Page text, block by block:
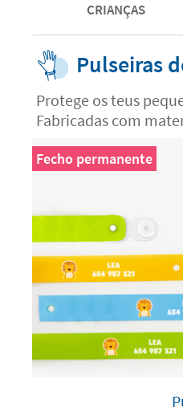
CRIANÇAS
Pulseiras
Protege os teus
Fabricadas com
Fecho permanente